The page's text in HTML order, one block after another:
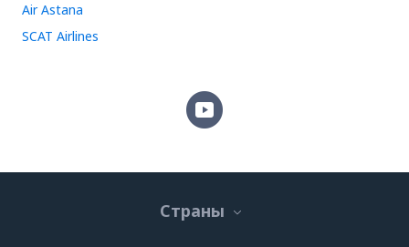
Air Astana
SCAT Airlines
Страны